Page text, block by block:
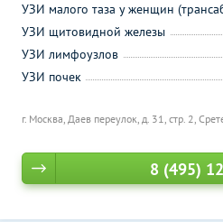
г. Москва, Даев переулок, д. 31, стр. 2,
УЗИ малого таза у женщин
УЗИ щитовидной железы
УЗИ лимфоузлов
УЗИ почек
8 (495)